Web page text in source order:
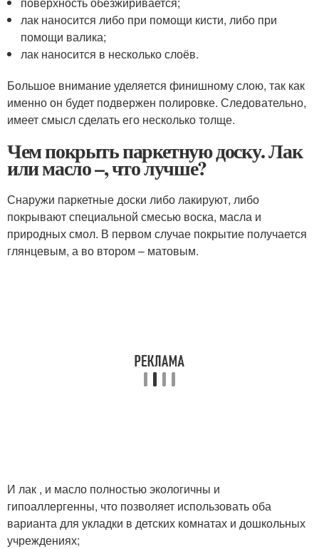
лак наносится либо при помощи кисти, либо при
помощи валика;
лак наносится в несколько слоёв.
Большое внимание уделяется финишному слою, так как
именно он будет подвержен полировке. Следовательно,
имеет смысл сделать его несколько толще.
Чем покрыть паркетную доску. Лак
или масло –, что лучше?
Снаружи паркетные доски либо лакируют, либо
покрывают специальной смесью воска, масла и
природных смол. В первом случае покрытие получается
глянцевым, а во втором – матовым.
И лак , и масло полностью экологичны и
гипоаллергенны, что позволяет использовать оба
варианта для укладки в детских комнатах и дошкольных
учреждениях;